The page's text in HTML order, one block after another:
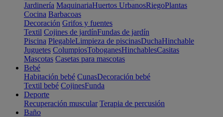
Jardinería MaquinariaHuertos UrbanosRiegoPlantas
Cocina Barbacoas
Decoración Grifos y fuentes
Textil Cojines de jardínFundas de jardín
Piscina PlegableLimpieza de piscinasDuchaHinchable
Juguetes ColumpiosToboganesHinchablesCasitas
Mascotas Casetas para mascotas
Bebé
Habitación bebé CunasDecoración bebé
Textil bebé CojinesFunda
Deporte
Recuperación muscular Terapia de percusión
Baño